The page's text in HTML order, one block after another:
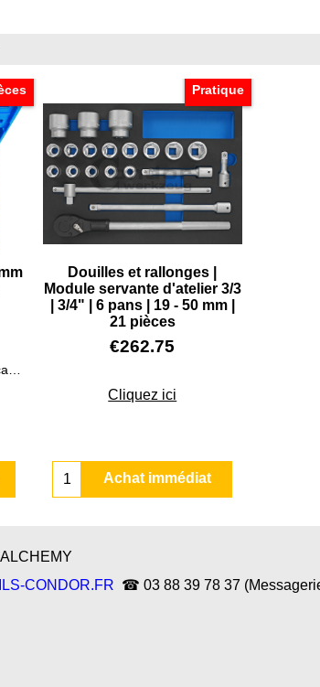
Coffret de douilles et cliquet, carré 3/4" 21 pièces
Pratique
Douilles et rallonges |
Module servante d'atelier 3/3
| 3/4" | 6 pans | 19 - 50 mm |
21 pièces
€262.75
Cliquez ici
Achat immédiat
CONDOR.FR ☎ 03 88 39 78 37